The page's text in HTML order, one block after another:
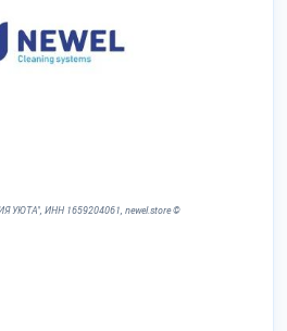
УЮТА", ИНН 1659204061, newel.store ©